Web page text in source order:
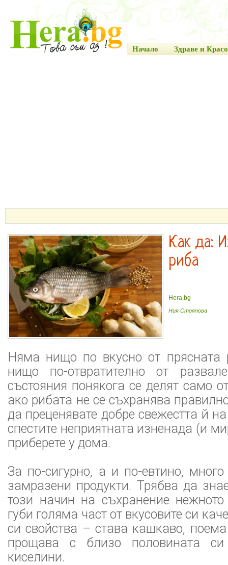
Начало Здраве и
Как да:
риба
Hera.bg
Ния Стоянова
Няма нищо по вкусно от
нищо по-отвратително от
състояния понякога се делят само
ако рибата не се съхранява
да преценявате добре свежестта й
спестите неприятната изненада (и
приберете у дома.
За по-сигурно, а и по-евтино,
замразени продукти. Трябва да
този начин на съхранение
губи голяма част от вкусовите си
си свойства – става кашкаво,
прощава с близо половината си
киселини.